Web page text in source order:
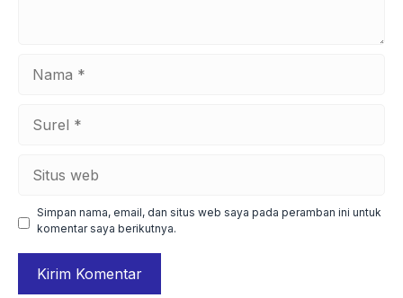
web
Simpan nama, email, dan situs web saya pada peramban ini untuk
komentar saya berikutnya.